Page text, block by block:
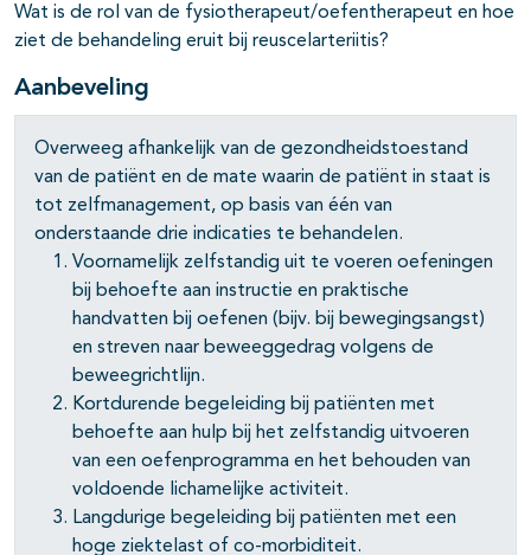
open- en dichtklappen
open- en dichtklappen
Wat is de rol van de fysiotherapeut/oefentherapeut en hoe
ziet de behandeling eruit bij reuscelarteriitis?
Aanbeveling
Overweeg afhankelijk van de gezondheidstoestand
van de patiënt en de mate waarin de patiënt in staat is
tot zelfmanagement, op basis van één van
onderstaande drie indicaties te behandelen.
Voornamelijk zelfstandig uit te voeren oefeningen
bij behoefte aan instructie en praktische
handvatten bij oefenen (bijv. bij bewegingsangst)
en streven naar beweeggedrag volgens de
beweegrichtlijn.
Kortdurende begeleiding bij patiënten met
behoefte aan hulp bij het zelfstandig uitvoeren
van een oefenprogramma en het behouden van
voldoende lichamelijke activiteit.
Langdurige begeleiding bij patiënten met een
hoge ziektelast of co-morbiditeit.